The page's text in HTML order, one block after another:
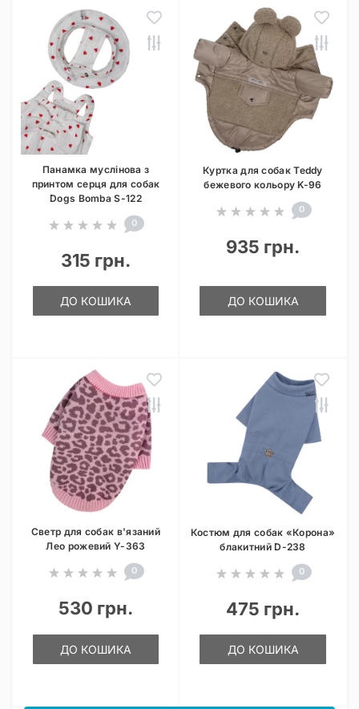
Панамка муслінова з
принтом серця для собак
Dogs Bomba S-122
0
315 грн.
ДО КОШИКА
Куртка для собак Teddy
бежевого кольору K-96
0
935 грн.
ДО КОШИКА
Светр для собак в'язаний
Лео рожевий Y-363
0
530 грн.
ДО КОШИКА
Костюм для собак «Корона»
блакитний D-238
0
475 грн.
ДО КОШИКА